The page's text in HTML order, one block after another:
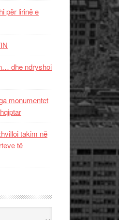
për lirinë e
dhe ndryshoi
monumentet
takim në
të